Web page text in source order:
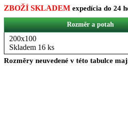
ZBOŽÍ SKLADEM expedícia do 24
Rozměr a potah
200x100
Skladem 16 ks
Rozměry neuvedené v této tabulce